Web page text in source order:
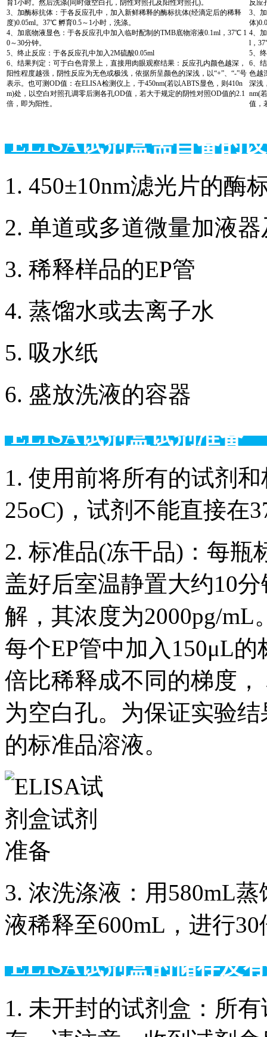
育1小时。然后洗涤(同时做空白孔，阴性对照孔及阳性对照孔)。
3、加酶标抗体：于各反应孔中，加入新鲜稀释的酶标抗体(经滴定后的稀释
度)0.05ml。37℃ 孵育0.5～1小时，洗涤。
4、加底物液显色：于各反应孔中加入临时配制的TMB底物溶液0.1ml，37℃ 1
0～30分钟。
5、终止反应：于各反应孔中加入2M硫酸0.05ml
6、结果判定：可于白色背景上，直接用肉眼观察结果：反应孔内颜色越深，
阳性程度越强，阴性反应为无色或极浅，依据所呈颜色的深浅，以“+”、“-”号
表示。也可测OD值：在ELISA检测仪上，于450nm(若以ABTS显色，则410n
m)处，以空白对照孔调零后测各孔OD值，若大于规定的阴性对照OD值的2.1
倍，即为阳性。
反应
3、
体
4、
l，
5、
6、
色越
深浅
nm(
值，
ELISA试剂盒需自备的
1. 450±10nm滤光片的酶
2. 单道或多道微量加液
3. 稀释样品的EP管
4. 蒸馏水或去离子水
5. 吸水纸
6. 盛放洗液的容器
ELISA试剂盒试剂准备
1. 使用前将所有的试剂
25oC)，试剂不能直接在
2. 标准品(冻干品)：每瓶
盖好后室温静置大约10
解，其浓度为2000pg/mL
每个EP管中加入150μL
倍比稀释成不同的梯度
为空白孔。为保证实验
的标准品溶液。
3. 浓洗涤液：用580mL
液稀释至600mL，进行
ELISA试剂盒的储存
1. 未开封的试剂盒：所